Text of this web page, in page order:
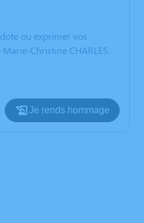
ou exprimer vos
Christine CHARLES.
Je rends hommage